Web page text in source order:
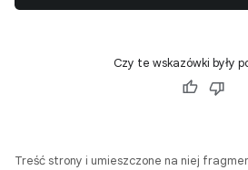
Czy te wskazówki były
Treść strony i umieszczone na niej